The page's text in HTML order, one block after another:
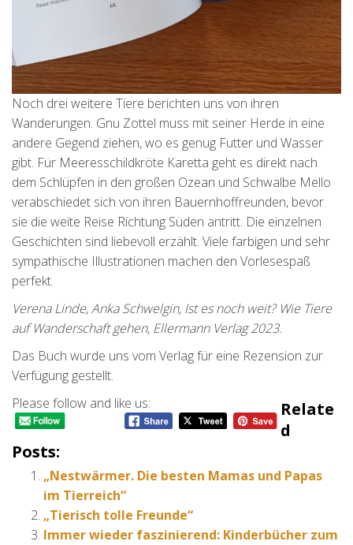
Noch drei weitere Tiere berichten uns von ihren
Wanderungen. Gnu Zottel muss mit seiner Herde in eine
andere Gegend ziehen, wo es genug Futter und Wasser
gibt. Für Meeresschildkröte Karetta geht es direkt nach
dem Schlüpfen in den großen Ozean und Schwalbe Mello
verabschiedet sich von ihren Bauernhoffreunden, bevor
sie die weite Reise Richtung Süden antritt. Die einzelnen
Geschichten sind liebevoll erzählt. Viele farbigen und sehr
sympathische Illustrationen machen den Vorlesespaß
perfekt.
Verena Linde, Anka Schwelgin, Ist es noch weit? Wie Tiere
auf Wanderschaft gehen, Ellermann Verlag 2023.
Das Buch wurde uns vom Verlag für eine Rezension zur
Verfügung gestellt.
Please follow and like us:
Relate
D
Posts:
„Nestwärmer. Die besten Mamas und Papas
im Tierreich“
„Tierisch tolle Freunde“
Immer wieder faszinierend: Kinderbücher zum